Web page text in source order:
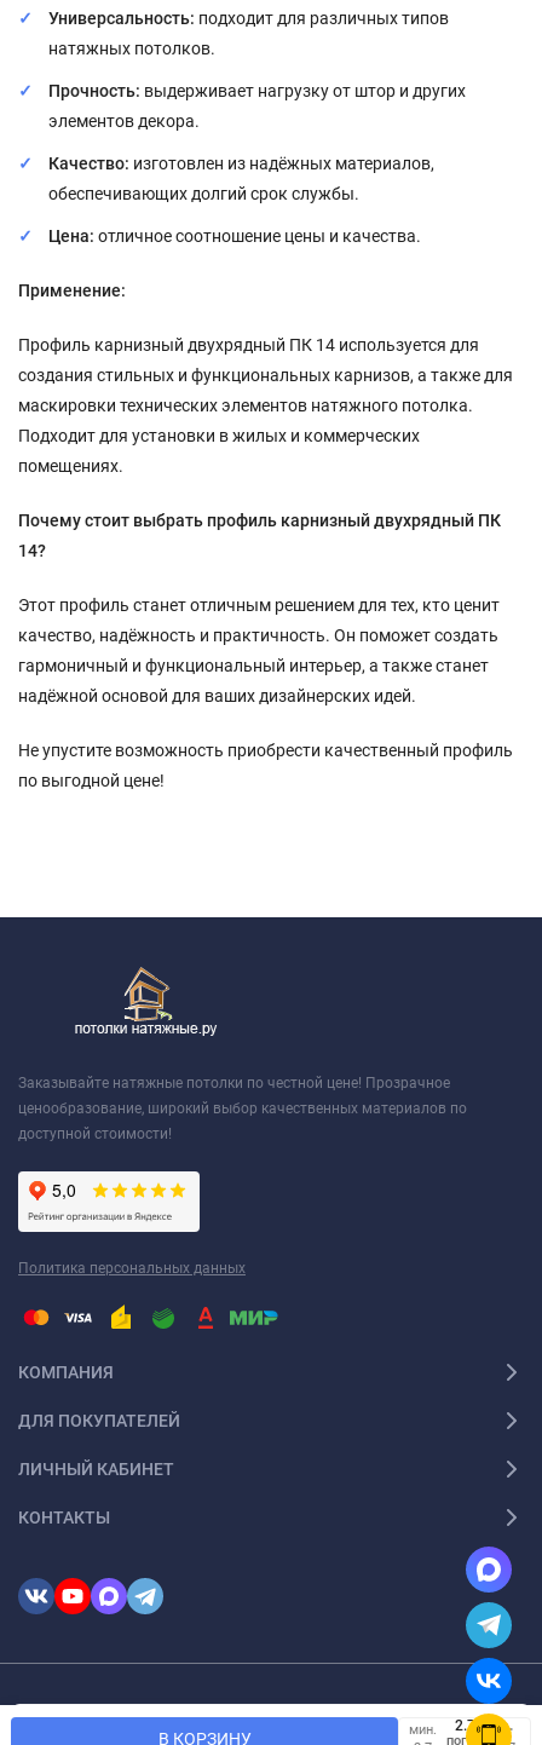
В КОРЗИНУ
мин.
пог.
Универсальность: подходит для различных типов
натяжных потолков.
Прочность: выдерживает нагрузку от штор и других
элементов декора.
Качество: изготовлен из надёжных материалов,
обеспечивающих долгий срок службы.
Цена: отличное соотношение цены и качества.
Применение:
Профиль карнизный двухрядный ПК 14 используется для
создания стильных и функциональных карнизов, а также для
маскировки технических элементов натяжного потолка.
Подходит для установки в жилых и коммерческих
помещениях.
Почему стоит выбрать профиль карнизный двухрядный ПК
14?
Этот профиль станет отличным решением для тех, кто ценит
качество, надёжность и практичность. Он поможет создать
гармоничный и функциональный интерьер, а также станет
надёжной основой для ваших дизайнерских идей.
Не упустите возможность приобрести качественный профиль
по выгодной цене!
Заказывайте натяжные потолки по честной цене! Прозрачное
ценообразование, широкий выбор качественных материалов по
доступной стоимости!
Политика персональных данных
КОМПАНИЯ
ДЛЯ ПОКУПАТЕЛЕЙ
ЛИЧНЫЙ КАБИНЕТ
КОНТАКТЫ
Мы используем файлы cookie, чтобы сайт был лучше для
OK